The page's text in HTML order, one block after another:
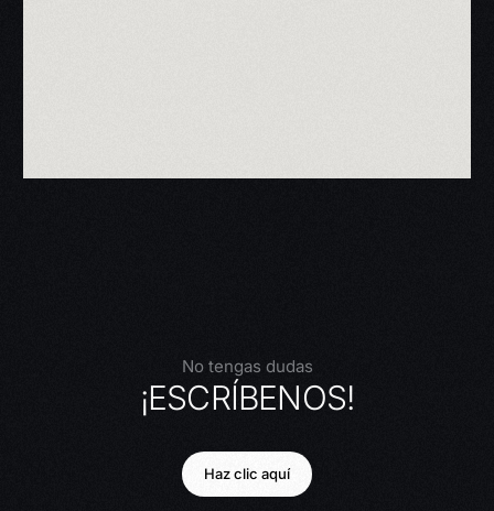
No tengas dudas
¡ESCRÍBENOS!
Haz clic aquí